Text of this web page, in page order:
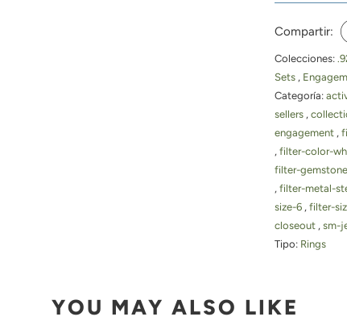
Compartir:
Colecciones:
Sets ,
Categoría:
sellers ,
engagement ,
, filter-color-
filter-
, filter-metal-
size-6 , filter-
closeout , sm-
Tipo: Rings
YOU MAY ALSO LIKE